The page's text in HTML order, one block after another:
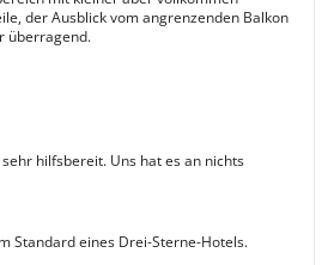
klimatisierten Apartments
und bieten Platz für 6
auf 60 bis 120 m² viel Platz
Nach einem
Insel Mallorca genießen Sie die
Speisen zuzubereiten und
Ihren Lieben oder Freunden auf
der Ausblick vom angrenzenden Balkon
überragend.
hilfsbereit. Uns hat es an nichts
Standard eines Drei-Sterne-Hotels.